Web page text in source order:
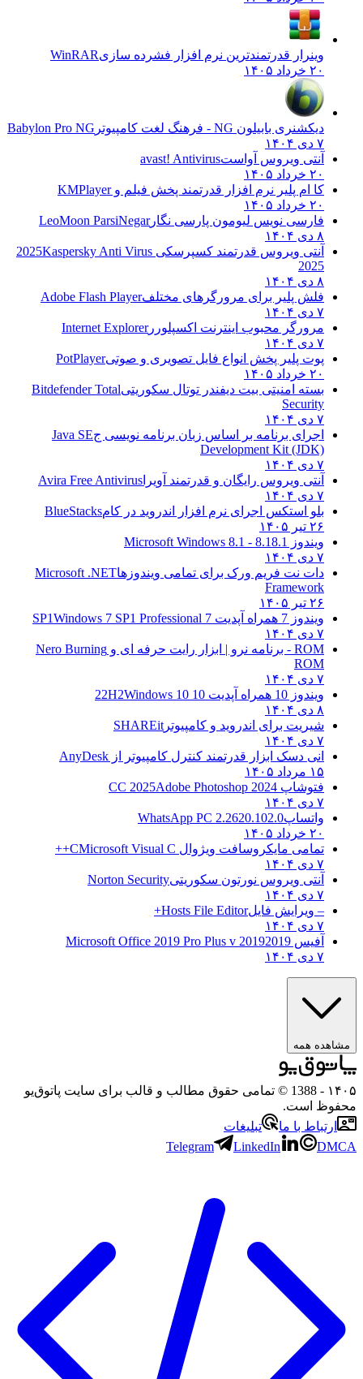
وینرار قدرتمندترین نرم افزار فشرده سازیWinRAR
۲۰ خرداد ۱۴۰۵
دیکشنری بابیلون NG - فرهنگ لغت کامپیوتر
Babylon Pro NG
۷ دی ۱۴۰۴
آنتی ویروس آواستavast! Antivirus
۲۰ خرداد ۱۴۰۵
کا ام پلیر نرم افزار قدرتمند پخش فیلم وKMPlayer
۲۰ خرداد ۱۴۰۵
فارسی نویس لیومون پارسی نگارLeoMoon ParsiNegar
۸ دی ۱۴۰۴
آنتی ویروس قدرتمند کسپرسکی 2025 Kaspersky Anti Virus
2025
۸ دی ۱۴۰۴
فلش پلیر برای مرورگرهای مختلفAdobe Flash Player
۷ دی ۱۴۰۴
مرورگر محبوب اینترنت اکسپلوررInternet Explorer
۷ دی ۱۴۰۴
پوت پلیر پخش انواع فایل تصویری و صوتیPotPlayer
۲۰ خرداد ۱۴۰۵
بسته امنیتی بیت دیفندر توتال سکوریتیBitdefender Total
Security
۷ دی ۱۴۰۴
اجرای برنامه بر اساس زبان برنامه نویسی جJava SE
Development Kit (JDK)
۷ دی ۱۴۰۴
آنتی ویروس رایگان و قدرتمند آویرا Avira Free Antivirus
۷ دی ۱۴۰۴
بلو استکس اجرای نرم افزار اندروید در کامBlueStacks
۲۶ تیر ۱۴۰۵
ویندوز 8.1
8.1 - Microsoft Windows 8.1
۷ دی ۱۴۰۴
دات نت فریم ورک برای تمامی ویندوزهاMicrosoft .NET
Framework
۲۶ تیر ۱۴۰۵
ویندوز 7 همراه آپدیت 7 SP1
Windows 7 SP1 Professional
۷ دی ۱۴۰۴
ROM - برنامه نرو | ابزار رایت حرفه ای و
Nero Burning
ROM
۷ دی ۱۴۰۴
ویندوز 10 همراه آپدیت 10 22H2
Windows 10
۸ دی ۱۴۰۴
شیریت برای اندروید و کامپیوتر SHAREit
۷ دی ۱۴۰۴
انی دسک ابزار قدرتمند کنترل کامپیوتر از AnyDesk
۱۵ مرداد ۱۴۰۵
فتوشاپ CC 2025 Adobe Photoshop 2024
۷ دی ۱۴۰۴
واتساپWhatsApp PC 2.2620.102.0
۲۰ خرداد ۱۴۰۵
تمامی مایکروسافت ویژوال C Microsoft Visual C++
۷ دی ۱۴۰۴
آنتی ویروس نورتون سکوریتیNorton Security
۷ دی ۱۴۰۴
– ویرایش فایلHosts File Editor+
۷ دی ۱۴۰۴
آفیس 2019 2019 Microsoft Office 2019 Pro Plus v
۷ دی ۱۴۰۴
مشاهده همه
۱۴۰۵
- 1388 © تمامی حقوق مطالب و قالب برای سایت پاتوق‌یو
محفوظ است.
ارتباط با ما
تبلیغات
Telegram
LinkedIn DMCA